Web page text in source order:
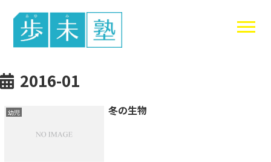
東谷中生の
2016-01
幼児 冬の生物